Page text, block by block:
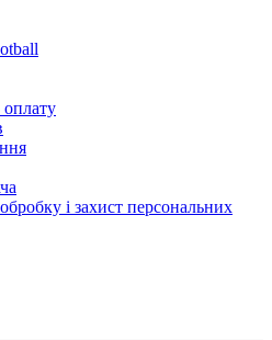
і захист персональних